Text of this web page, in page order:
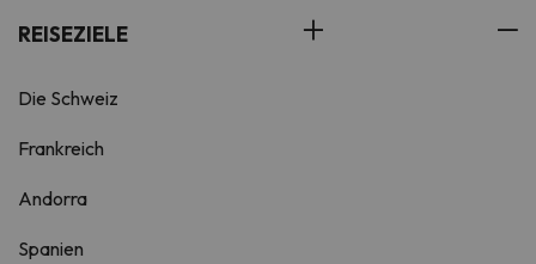
REISEZIELE
Die Schweiz
Frankreich
Andorra
Spanien